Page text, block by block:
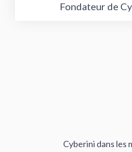
Fondateur de
Cyberini dans les